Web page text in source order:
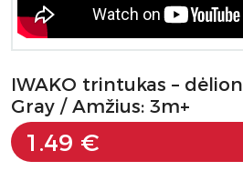
IWAKO trintukas –
Gray / Amžius: 3m+
1.49 €